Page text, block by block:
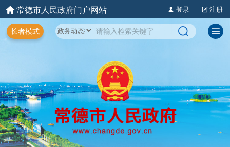
常德市人民政府门户网站 登录 注册
长者模式